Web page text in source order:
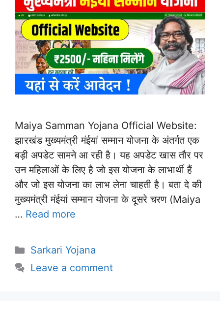
Maiya Samman Yojana Official Website:
झारखंड मुख्यमंत्री मंईयां सम्मान योजना के अंतर्गत एक
बड़ी अपडेट सामने आ रही है। यह अपडेट खास तौर पर
उन महिलाओं के लिए है जो इस योजना के लाभार्थी हैं
और जो इस योजना का लाभ लेना चाहती है। बता दे की
मुख्यमंत्री मंईयां सम्मान योजना के दूसरे चरण (Maiya
… Read more
Categories
Sarkari Yojana
Leave a comment